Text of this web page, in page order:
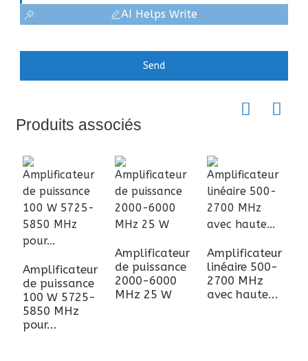
AI Helps Write
Send
Produits associés
Amplificateur
de puissance
100 W 5725-
5850 MHz
pour...
Amplificateur
de puissance
2000-6000
MHz 25 W
Amplificateur
linéaire 500-
2700 MHz
avec haute...